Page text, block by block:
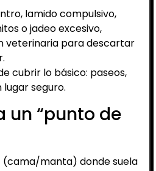
lamido compulsivo,
o jadeo excesivo,
veterinaria para descartar
cubrir lo básico: paseos,
seguro.
un “punto de
(cama/manta) donde suela